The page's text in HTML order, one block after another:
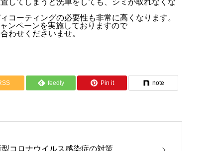
してしまうと洗車をしても、シミが取れなくな
コーティングの必要性も非常に高くなります。
ンペーンを実施しておりますので
わせくださいませ。
feedly Pin it note
型コロナウイルス感染症の対策